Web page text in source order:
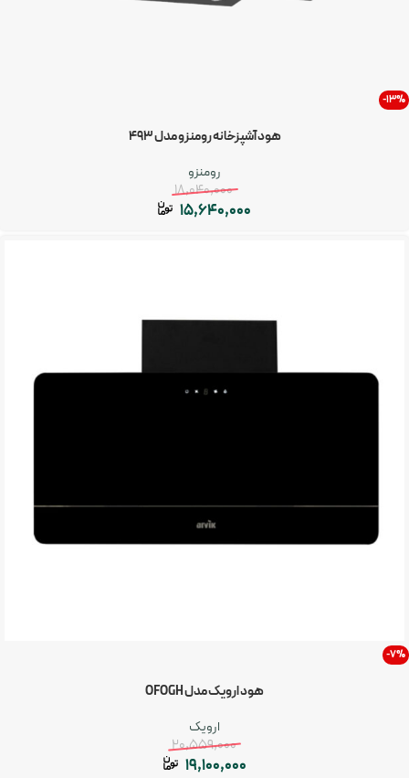
-13%
هود آشپزخانه رومنزو مدل 493
رومنزو
18,040,000
15,640,000
-7%
هود ارویک مدل OFOGH
ارویک
20,559,000
19,100,000